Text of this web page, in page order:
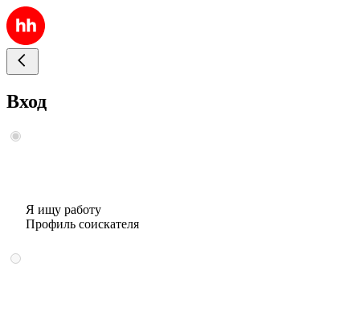
Вход
Я ищу работу
Профиль соискателя